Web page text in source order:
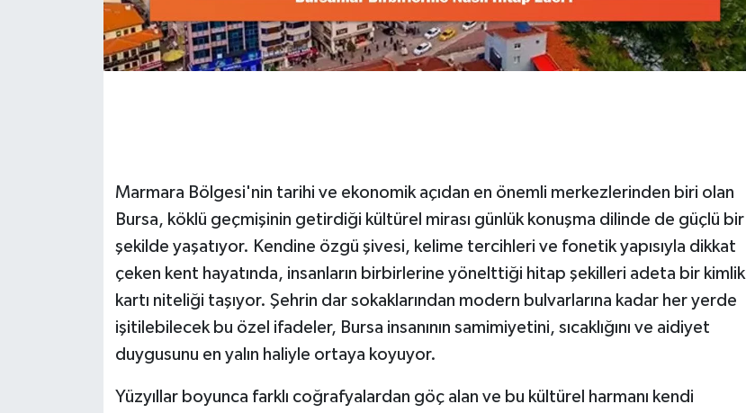
Marmara Bölgesi'nin tarihi ve ekonomik açıdan en önemli merkezlerinden biri olan
Bursa, köklü geçmişinin getirdiği kültürel mirası günlük konuşma dilinde de güçlü bir
şekilde yaşatıyor. Kendine özgü şivesi, kelime tercihleri ve fonetik yapısıyla dikkat
çeken kent hayatında, insanların birbirlerine yönelttiği hitap şekilleri adeta bir kimlik
kartı niteliği taşıyor. Şehrin dar sokaklarından modern bulvarlarına kadar her yerde
işitilebilecek bu özel ifadeler, Bursa insanının samimiyetini, sıcaklığını ve aidiyet
duygusunu en yalın haliyle ortaya koyuyor.
Yüzyıllar boyunca farklı coğrafyalardan göç alan ve bu kültürel harmanı kendi